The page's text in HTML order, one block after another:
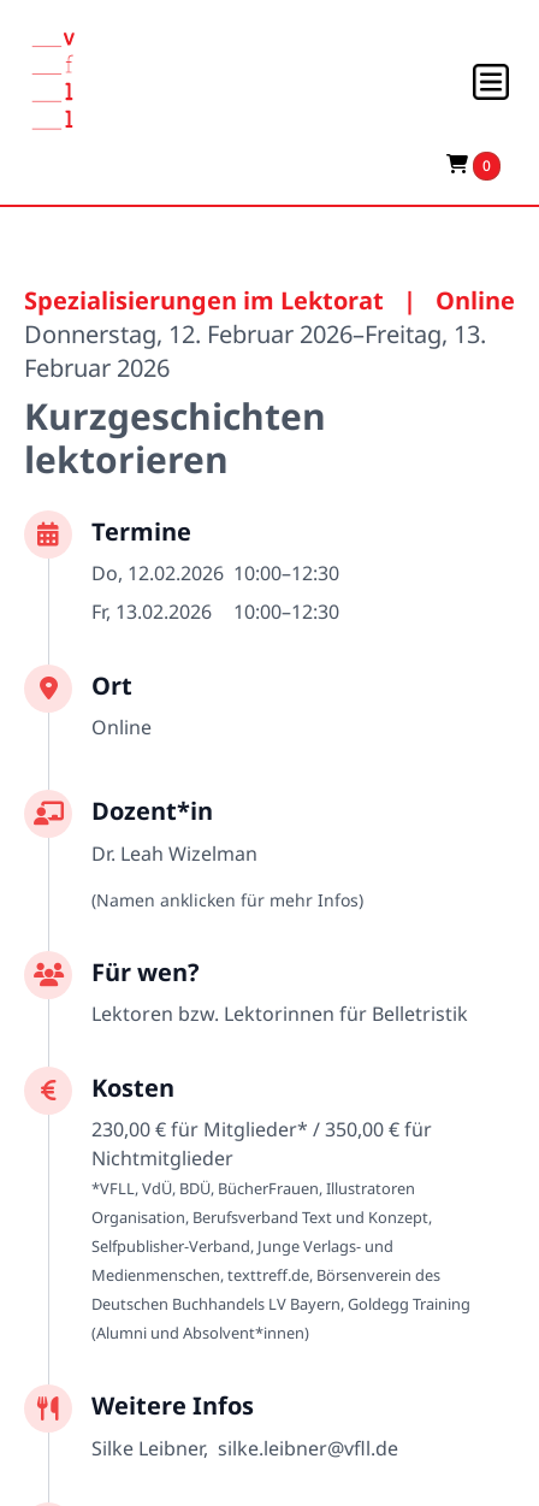
0
Spezialisierungen im Lektorat |
Online
Donnerstag, 12. Februar 2026–Freitag, 13.
Februar 2026
Kurzgeschichten
lektorieren
Termine
Do, 12.02.2026 10:00–12:30
Fr, 13.02.2026
10:00–12:30
Ort
Online
Dozent*in
Dr. Leah Wizelman
(Namen anklicken für mehr Infos)
Für wen?
Lektoren bzw. Lektorinnen für Belletristik
Kosten
230,00 € für Mitglieder* / 350,00 € für
Nichtmitglieder
*VFLL, VdÜ, BDÜ, BücherFrauen, Illustratoren
Organisation, Berufsverband Text und Konzept,
Selfpublisher-Verband, Junge Verlags- und
Medienmenschen, texttreff.de, Börsenverein des
Deutschen Buchhandels LV Bayern, Goldegg Training
(Alumni und Absolvent*innen)
Weitere Infos
Silke Leibner, silke.leibner@vfll.de